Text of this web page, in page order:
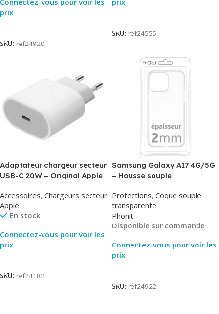
prix
SKU: ref24920
SKU: ref24555
Adaptateur chargeur secteur
USB-C 20W – Original Apple
Accessoires, Chargeurs secteur
Apple
En stock
Connectez-vous pour voir les
prix
SKU: ref24182
Samsung Galaxy A17 4G/5G
– Housse souple
Protections, Coque souple
transparente
Phonit
Disponible sur commande
Connectez-vous pour voir les
prix
SKU: ref24922